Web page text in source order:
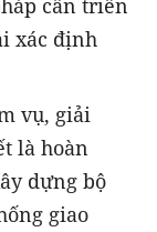
xác định
vụ, giải
là hoàn
dựng bộ
giao